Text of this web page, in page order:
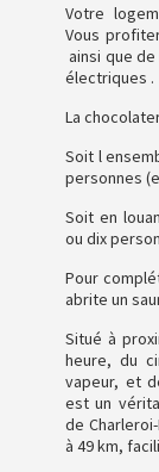
Votre
Vous
ainsi que
électriques .
La
Soit l
personnes
Soit en
ou dix
Pour
abrite un
Situé à
heure, du
vapeur, et
est un
de
à 49 km,